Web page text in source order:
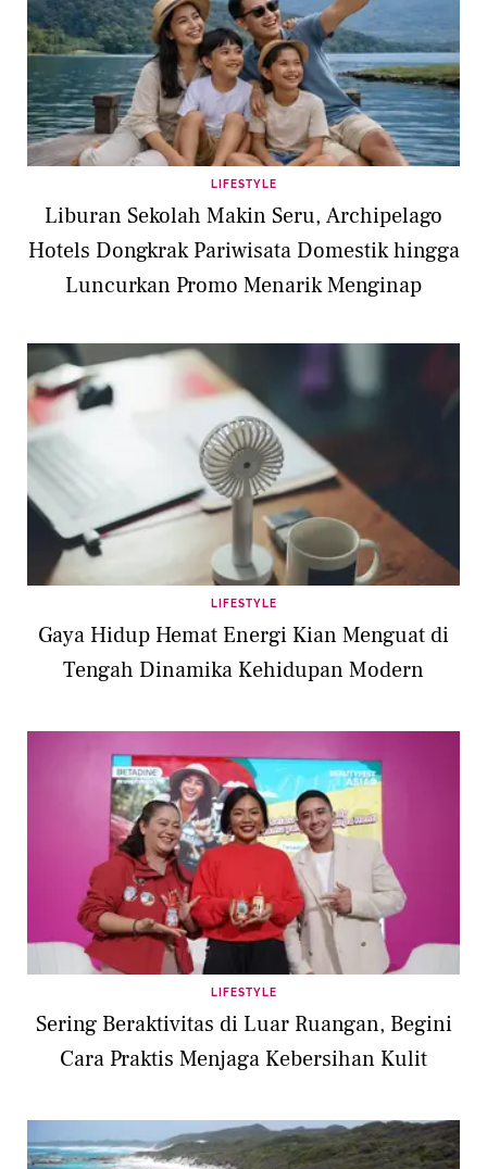
LIFESTYLE
Liburan Sekolah Makin Seru, Archipelago
Hotels Dongkrak Pariwisata Domestik hingga
Luncurkan Promo Menarik Menginap
LIFESTYLE
Gaya Hidup Hemat Energi Kian Menguat di
Tengah Dinamika Kehidupan Modern
LIFESTYLE
Sering Beraktivitas di Luar Ruangan, Begini
Cara Praktis Menjaga Kebersihan Kulit